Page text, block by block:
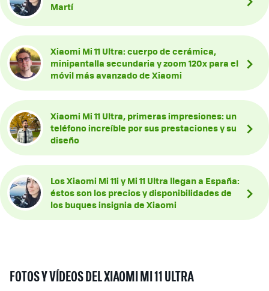
Martí
Xiaomi Mi 11 Ultra: cuerpo de cerámica,
minipantalla secundaria y zoom 120x para el
móvil más avanzado de Xiaomi
Xiaomi Mi 11 Ultra, primeras impresiones: un
teléfono increíble por sus prestaciones y su
diseño
Los Xiaomi Mi 11i y Mi 11 Ultra llegan a España:
éstos son los precios y disponibilidades de
los buques insignia de Xiaomi
FOTOS Y VÍDEOS DEL XIAOMI MI 11 ULTRA